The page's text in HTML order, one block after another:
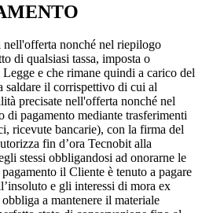
nonché nel riepilogo
di qualsiasi tassa, imposta o
e che rimane quindi a carico del
saldare il corrispettivo di cui al
precisate nell'offerta nonché nel
pagamento mediante trasferimenti
ricevute bancarie), con la firma del
fin d’ora Tecnobit alla
stessi obbligandosi ad onorarne le
il Cliente è tenuto a pagare
e gli interessi di mora ex
a mantenere il materiale